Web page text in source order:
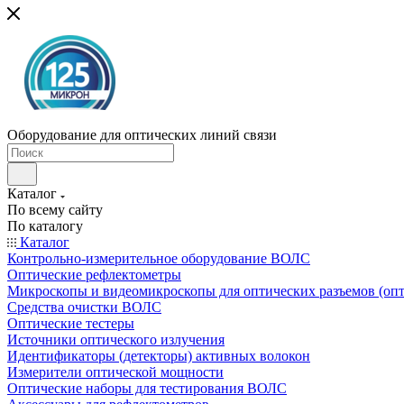
Оборудование для оптических линий связи
Каталог
По всему сайту
По каталогу
Каталог
Контрольно-измерительное оборудование ВОЛС
Оптические рефлектометры
Микроскопы и видеомикроскопы для оптических разъемов
Средства очистки ВОЛС
Оптические тестеры
Источники оптического излучения
Идентификаторы (детекторы) активных волокон
Измерители оптической мощности
Оптические наборы для тестирования ВОЛС